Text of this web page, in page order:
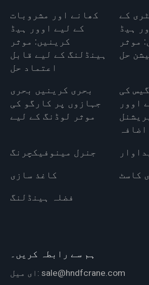
کھانے اور مشروبات
کے لیے اوور ہیڈ
کرینیں: موثر
ہینڈلنگ کے لیے قابل
اعتماد حل
کے
ہیڈ
موثر
حل
بحری کرینیں بحری
جہازوں پر کارگو کی
موثر لوڈنگ کے لیے
کی
اوور
جنرل مینوفیکچرنگ
کاغذ سازی
کاسٹ
فضلہ ہینڈلنگ
ہم سے رابطہ کریں۔
ای میل: sale@hndfcrane.com